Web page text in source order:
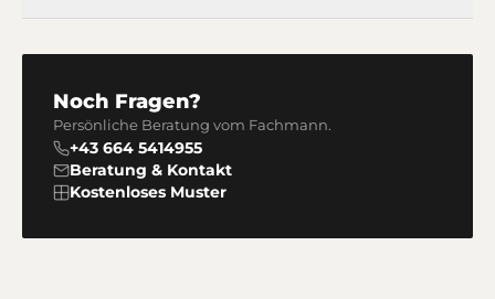
Noch Fragen?
Persönliche Beratung vom Fachmann.
+43 664 5414955
Beratung & Kontakt
Kostenloses Muster